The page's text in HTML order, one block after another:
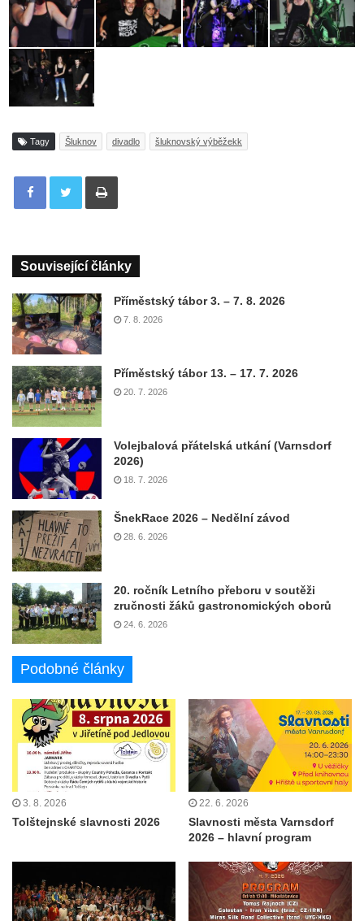
Tagy Šluknov divadlo šluknovský výběžekk
Tisknout
Související články
Příměstský tábor 3. – 7. 8. 2026
7. 8. 2026
Příměstský tábor 13. – 17. 7. 2026
20. 7. 2026
Volejbalová přátelská utkání (Varnsdorf
2026)
18. 7. 2026
ŠnekRace 2026 – Nedělní závod
28. 6. 2026
20. ročník Letního přeboru v soutěži
zručnosti žáků gastronomických oborů
24. 6. 2026
Podobné články
3. 8. 2026
Tolštejnské slavnosti 2026
22. 6. 2026
Slavnosti města Varnsdorf
2026 – hlavní program